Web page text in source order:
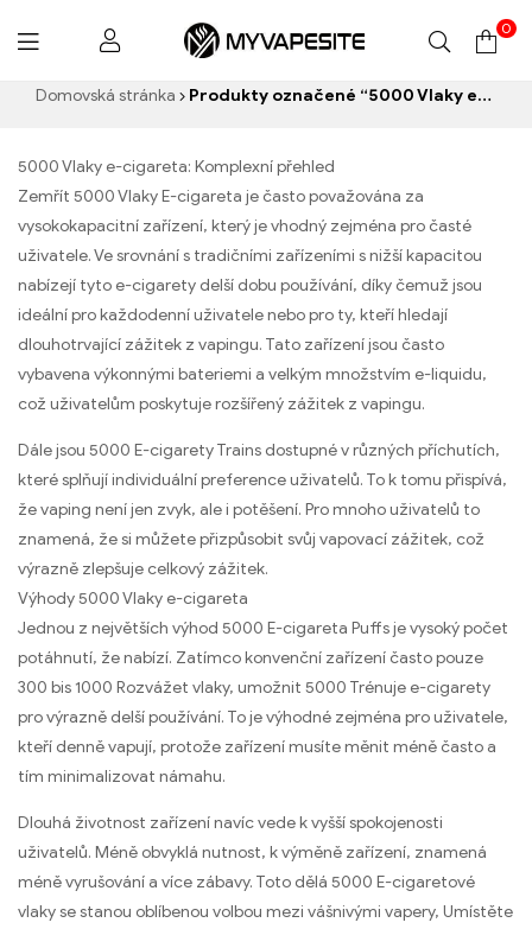
Myvapesite.de
0
Domovská stránka Produkty označené “5000 Vlaky e-cigareta”
5000 Vlaky e-cigareta: Komplexní přehled
Zemřít 5000 Vlaky E-cigareta je často považována za
vysokokapacitní zařízení, který je vhodný zejména pro časté
uživatele. Ve srovnání s tradičními zařízeními s nižší kapacitou
nabízejí tyto e-cigarety delší dobu používání, díky čemuž jsou
ideální pro každodenní uživatele nebo pro ty, kteří hledají
dlouhotrvající zážitek z vapingu. Tato zařízení jsou často
vybavena výkonnými bateriemi a velkým množstvím e-liquidu,
což uživatelům poskytuje rozšířený zážitek z vapingu.
Dále jsou 5000 E-cigarety Trains dostupné v různých příchutích,
které splňují individuální preference uživatelů. To k tomu přispívá,
že vaping není jen zvyk, ale i potěšení. Pro mnoho uživatelů to
znamená, že si můžete přizpůsobit svůj vapovací zážitek, což
výrazně zlepšuje celkový zážitek.
Výhody 5000 Vlaky e-cigareta
Jednou z největších výhod 5000 E-cigareta Puffs je vysoký počet
potáhnutí, že nabízí. Zatímco konvenční zařízení často pouze
300 bis 1000 Rozvážet vlaky, umožnit 5000 Trénuje e-cigarety
pro výrazně delší používání. To je výhodné zejména pro uživatele,
kteří denně vapují, protože zařízení musíte měnit méně často a
tím minimalizovat námahu.
Dlouhá životnost zařízení navíc vede k vyšší spokojenosti
uživatelů. Méně obvyklá nutnost, k výměně zařízení, znamená
méně vyrušování a více zábavy. Toto dělá 5000 E-cigaretové
vlaky se stanou oblíbenou volbou mezi vášnivými vapery, Umístěte